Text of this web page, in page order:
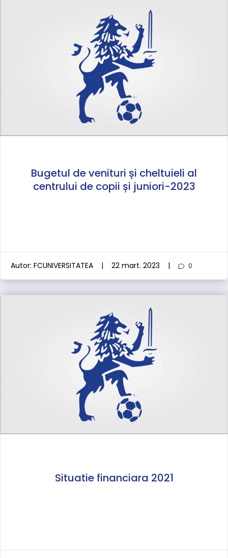
Bugetul de venituri și cheltuieli al
centrului de copii și juniori-2023
Autor: FCUNIVERSITATEA | 22 mart. 2023 | 0
Situatie financiara 2021